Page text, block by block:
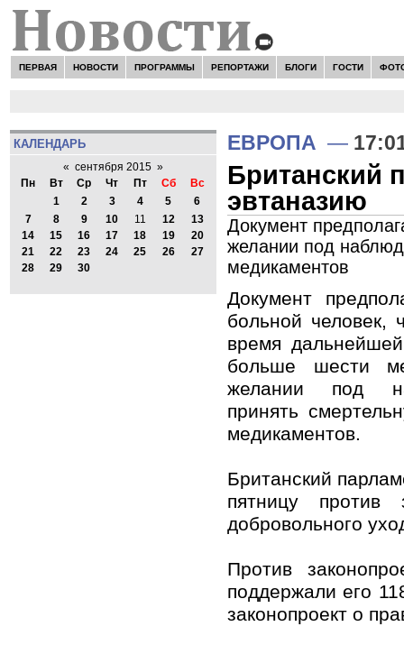
ПЕРВАЯ НОВОСТИ ПРОГРАММЫ РЕПОРТАЖИ БЛОГИ ГОСТИ
КАЛЕНДАРЬ
« сентября 2015 »
Пн
Вт Ср Чт Пт Сб
Вс
1
2 3 4 5
6
7
8 9 10 11 12
13
14
15 16 17 18 19
20
21
22 23 24 25 26
27
28
29 30
ЕВРОПА —
Британский
эвтаназию
Документ
желании под
медикаментов
Документ
больной человек,
время
больше шести
желании под
принять
медикаментов.
Британский
пятницу против
добровольного
Против
поддержали его
законопроект о